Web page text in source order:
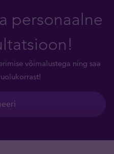
personaalne
võimalustega ning saa